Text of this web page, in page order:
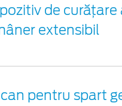
de curățare
extensibil
pentru spart